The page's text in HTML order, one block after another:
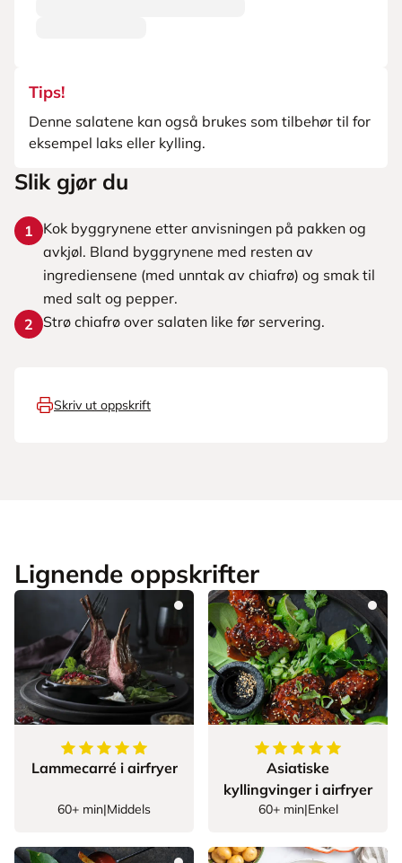
Tips!
Denne salatene kan også brukes som tilbehør til for
eksempel laks eller kylling.
Slik gjør du
1
Kok byggrynene etter anvisningen på pakken og
avkjøl. Bland byggrynene med resten av
ingrediensene (med unntak av chiafrø) og smak til
med salt og pepper.
2
Strø chiafrø over salaten like før servering.
Skriv ut oppskrift
Lignende oppskrifter
5av5stjerner
Lammecarré i airfryer
60+ min|Middels
5av5stjerner
Asiatiske
kyllingvinger i airfryer
60+ min|Enkel